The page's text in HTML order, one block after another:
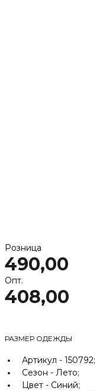
Розница
490,00
Опт.
408,00
РАЗМЕР ОДЕЖДЫ
Артикул - 150792;
Сезон - Лето;
Цвет - Синий;